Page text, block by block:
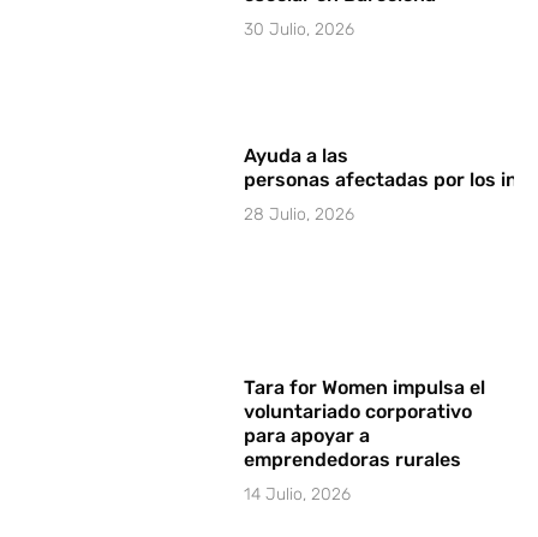
30 Julio, 2026
Ayuda a las
personas afectadas por los
28 Julio, 2026
Tara for Women impulsa el
voluntariado corporativo
para apoyar a
emprendedoras rurales
14 Julio, 2026